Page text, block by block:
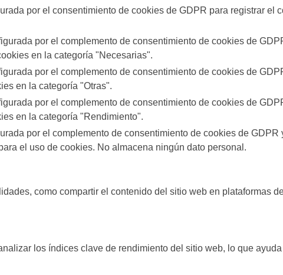
por el consentimiento de cookies de GDPR para registrar
por el complemento de consentimiento de cookies de
en la categoría "Necesarias".
por el complemento de consentimiento de cookies de
en la categoría "Otras".
por el complemento de consentimiento de cookies de
en la categoría "Rendimiento".
por el complemento de consentimiento de cookies de
el uso de cookies. No almacena ningún dato personal.
como compartir el contenido del sitio web en plataformas
los índices clave de rendimiento del sitio web, lo que